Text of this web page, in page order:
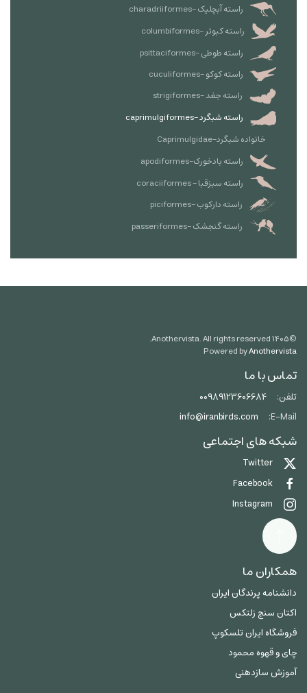
راسته آبچلیک -charadriiformes
راسته کبوتر -columbiformes
راسته طوطی -psittaciformes
راسته کوکو -cuculiformes
راسته جغد -strigiformes
راسته شبگرد -caprimulgiformes
خانواده شبگرد-Caprimulgidae
راسته بادخورک-apodiformes
راسته سبزقبا - coraciiformes
راسته دارکوب -piciformes
راسته گنجشک -passeriformes
©۱۴۰۵
Powered byAnothervista
تماس با ما
تلفن:
00989123606684
E-Mail:
info@iranbirds.com
شبکه های اجتماعی
Twitter
Facebook
Instagram
همکاران ما
دانشنامه پرندگان ایران
اکتان سنج زلتکس
فروشگاه ایران تلسکوپ
چای و قهوه محمود
آموزش سازدهنی